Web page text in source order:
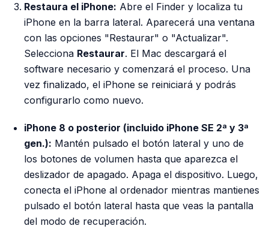
Restaura el iPhone: Abre el Finder y localiza tu
iPhone en la barra lateral. Aparecerá una ventana
con las opciones "Restaurar" o "Actualizar".
Selecciona Restaurar. El Mac descargará el
software necesario y comenzará el proceso. Una
vez finalizado, el iPhone se reiniciará y podrás
configurarlo como nuevo.
iPhone 8 o posterior (incluido iPhone SE 2ª y 3ª
gen.): Mantén pulsado el botón lateral y uno de
los botones de volumen hasta que aparezca el
deslizador de apagado. Apaga el dispositivo. Luego,
conecta el iPhone al ordenador mientras mantienes
pulsado el botón lateral hasta que veas la pantalla
del modo de recuperación.